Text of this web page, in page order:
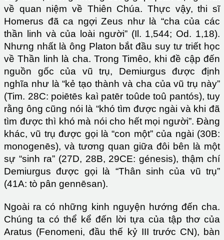
về quan niệm về Thiên Chúa. Thực vậy, thi sĩ
Homerus đã ca ngợi Zeus như là “cha của các
thần linh và của loài người” (Il. 1,544; Od. 1,18).
Nhưng nhất là ông Platon bắt đầu suy tư triết học
về Thần linh là cha. Trong Timêo, khi đề cập đến
nguồn gốc của vũ trụ, Demiurgus được định
nghĩa như là “kẻ tạo thành và cha của vũ trụ này”
(Tim. 28C: poiētēs kaì patēr toûde toû pantós), tuy
rằng ông cũng nói là “khó tìm được ngài và khi đã
tìm được thì khó mà nói cho hết mọi người”. Đàng
khác, vũ trụ được gọi là “con một” của ngài (30B:
monogenēs), và tương quan giữa đôi bên là một
sự “sinh ra” (27D, 28B, 29CE: génesis), thậm chí
Demiurgus được gọi là “Thân sinh của vũ trụ”
(41A: tò pân gennēsan).
Ngoài ra có những kinh nguyện hướng đến cha.
Chúng ta có thể kể đến lời tựa của tập thơ của
Aratus (Fenomeni, đầu thế kỷ III trước CN), bàn